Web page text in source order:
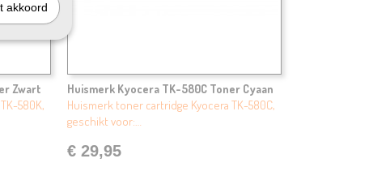
Zwart
580K,
Huismerk Kyocera TK-580C Toner Cyaan
Huismerk toner cartridge Kyocera TK-580C,
geschikt voor:…
€ 29,95
akkoord